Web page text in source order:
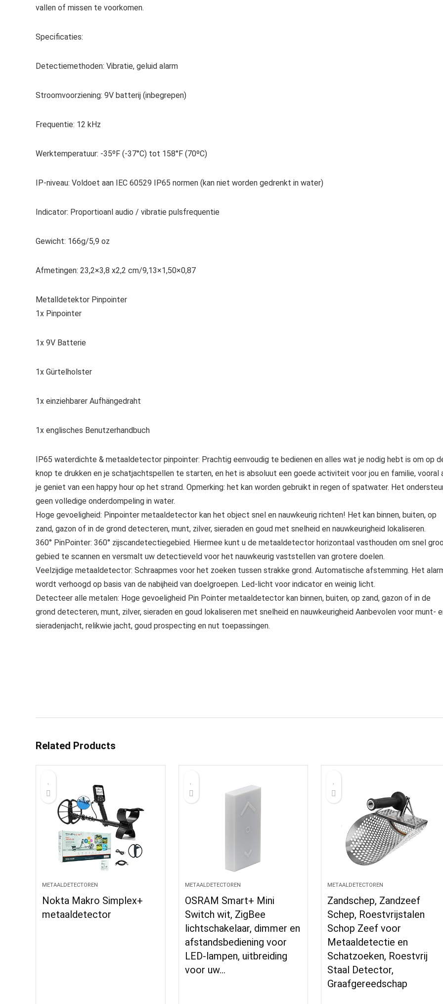
vallen of missen te voorkomen.
Specificaties:
Detectiemethoden: Vibratie, geluid alarm
Stroomvoorziening: 9V batterij (inbegrepen)
Frequentie: 12 kHz
Werktemperatuur: -35ºF (-37°C) tot 158°F (70ºC)
IP-niveau: Voldoet aan IEC 60529 IP65 normen (kan niet worden gedrenkt in water)
Indicator: Proportioanl audio / vibratie pulsfrequentie
Gewicht: 166g/5,9 oz
Afmetingen: 23,2×3,8 x2,2 cm/9,13×1,50×0,87
Metalldetektor Pinpointer
1x Pinpointer
1x 9V Batterie
1x Gürtelholster
1x einziehbarer Aufhängedraht
1x englisches Benutzerhandbuch
IP65 waterdichte & metaaldetector pinpointer: Prachtig eenvoudig te bedienen en alles wat je nodig hebt is om op
knop te drukken en je schatjachtspellen te starten, en het is absoluut een goede activiteit voor jou en familie, vooral
je geniet van een happy hour op het strand. Opmerking: het kan worden gebruikt in regen of spatwater. Het
geen volledige onderdompeling in water.
Hoge gevoeligheid: Pinpointer metaaldetector kan het object snel en nauwkeurig richten! Het kan binnen, buiten, op
zand, gazon of in de grond detecteren, munt, zilver, sieraden en goud met snelheid en nauwkeurigheid lokaliseren.
360° PinPointer: 360° zijscandetectiegebied. Hiermee kunt u de metaaldetector horizontaal vasthouden om snel
gebied te scannen en versmalt uw detectieveld voor het nauwkeurig vaststellen van grotere doelen.
Veelzijdige metaaldetector: Schraapmes voor het zoeken tussen strakke grond. Automatische afstemming. Het
wordt verhoogd op basis van de nabijheid van doelgroepen. Led-licht voor indicator en weinig licht.
Detecteer alle metalen: Hoge gevoeligheid Pin Pointer metaaldetector kan binnen, buiten, op zand, gazon of in de
grond detecteren, munt, zilver, sieraden en goud lokaliseren met snelheid en nauwkeurigheid Aanbevolen voor munt-
sieradenjacht, relikwie jacht, goud prospecting en nut toepassingen.
Related Products
METAALDETECTOREN
Nokta Makro Simplex+
metaaldetector
METAALDETECTOREN
OSRAM Smart+ Mini
Switch wit, ZigBee
lichtschakelaar, dimmer en
afstandsbediening voor
LED-lampen, uitbreiding
voor uw…
METAALDETECTOREN
Zandschep, Zandzeef
Schep, Roestvrijstalen
Schop Zeef voor
Metaaldetectie en
Schatzoeken, Roestvrij
Staal Detector,
Graafgereedschap